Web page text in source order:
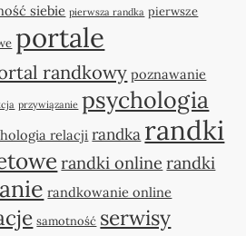
siebie pierwsza randka pierwsze
portale
randkowy poznawanie
przywiązanie psychologia
relacji randka randki
randki online randki
randkowanie online
samotność serwisy